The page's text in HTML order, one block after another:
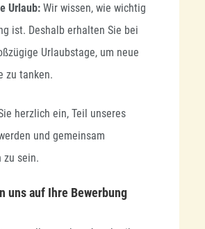
Urlaub: Wir wissen, wie wichtig
ist. Deshalb erhalten Sie bei
Urlaubstage, um neue
zu tanken.
herzlich ein, Teil unseres
und gemeinsam
zu sein.
uns auf Ihre Bewerbung